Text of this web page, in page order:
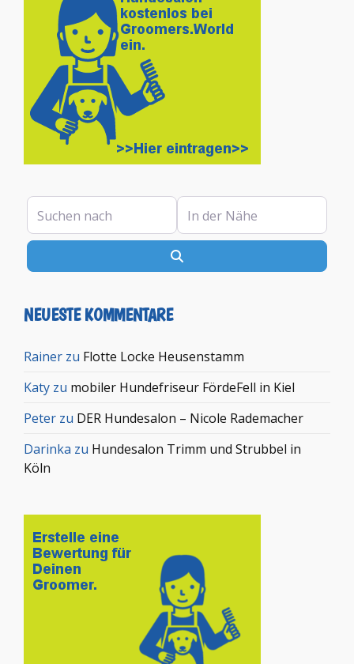
Suchen nach In der Nähe
NEUESTE KOMMENTARE
Rainer zu Flotte Locke Heusenstamm
Katy zu mobiler Hundefriseur FördeFell in Kiel
Peter zu DER Hundesalon – Nicole Rademacher
Darinka zu Hundesalon Trimm und Strubbel in
Köln